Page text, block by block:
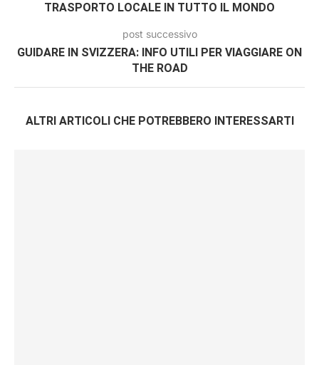
TRASPORTO LOCALE IN TUTTO IL MONDO
post successivo
GUIDARE IN SVIZZERA: INFO UTILI PER VIAGGIARE ON
THE ROAD
ALTRI ARTICOLI CHE POTREBBERO INTERESSARTI